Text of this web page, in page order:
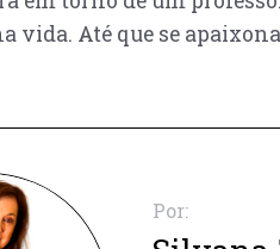
vida. Até que se
Por: